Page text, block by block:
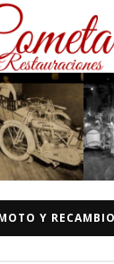
Y OTRAS
Y RECAMBIO